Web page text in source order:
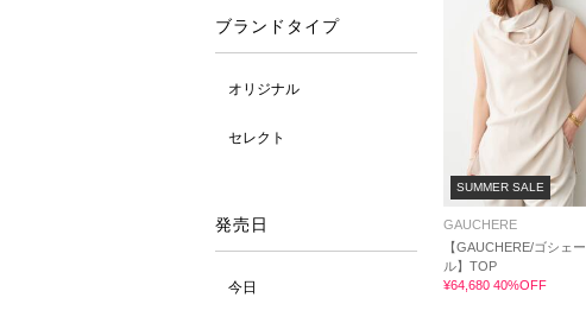
ブランドタイプ
オリジナル
セレクト
発売日
今日
SUMMER SALE
GAUCHERE
【GAUCHERE/ゴシェー
ル】TOP
¥64,680 40%OFF